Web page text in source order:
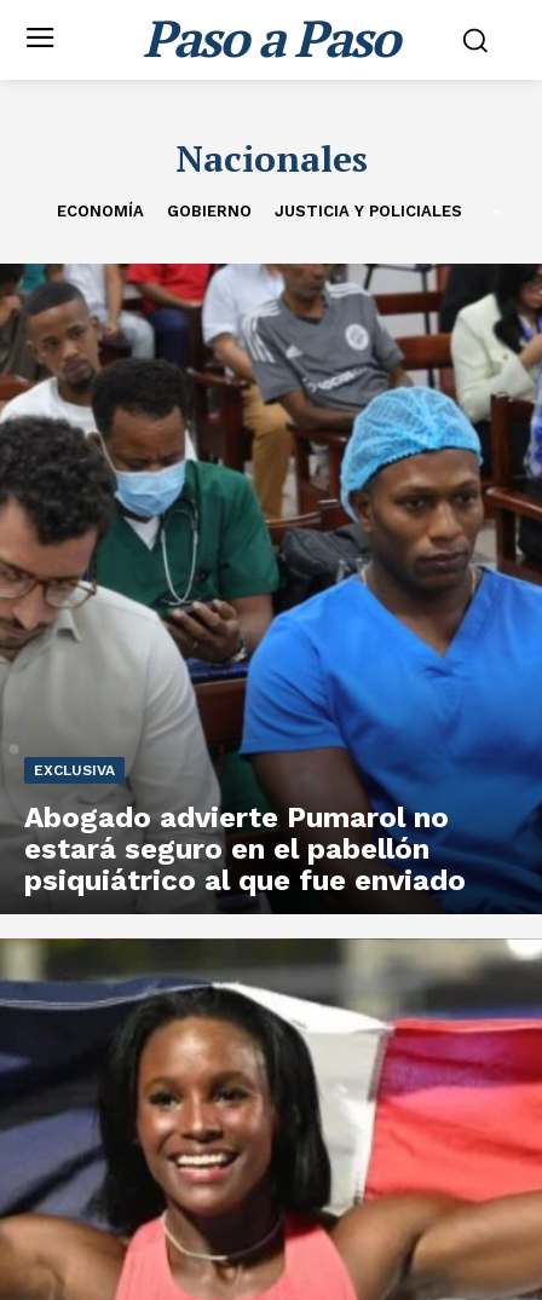
Paso a Paso
Nacionales
ECONOMÍA GOBIERNO JUSTICIA Y POLICIALES
EXCLUSIVA
Abogado advierte Pumarol no
estará seguro en el pabellón
psiquiátrico al que fue enviado